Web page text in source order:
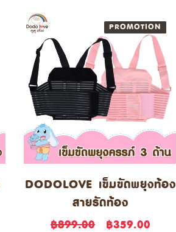
NEW
PROMOTION
DODOLOVE เข็มขัดพยุงท้อง
สายรัดท้อง
฿899.00 ฿359.00